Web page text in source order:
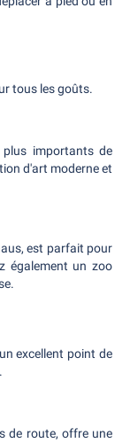
tous les goûts.
importants de
d'art moderne et
est parfait pour
également un zoo
excellent point de
de route, offre une